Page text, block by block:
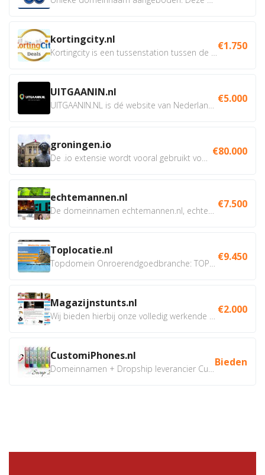
kortingcity.nl €1.750
UITGAANIN.nl €5.000
groningen.io €80.000
echtemannen.nl €7.500
Toplocatie.nl €9.450
Magazijnstunts.nl €2.000
CustomiPhones.nl Bieden